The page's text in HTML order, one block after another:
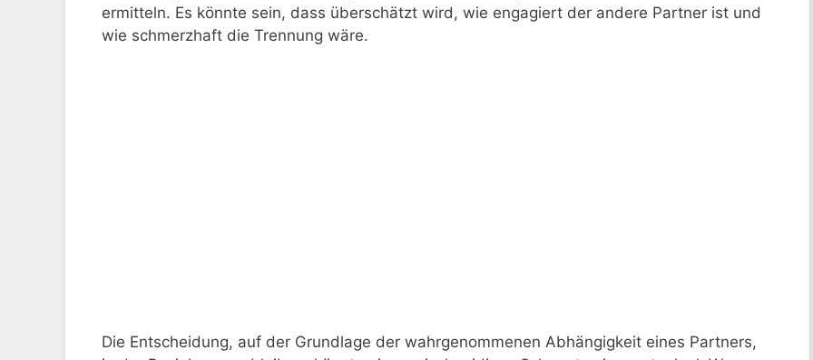
ermitteln. Es könnte sein, dass überschätzt wird, wie engagiert der andere Partner ist und
wie schmerzhaft die Trennung wäre.
Die Entscheidung, auf der Grundlage der wahrgenommenen Abhängigkeit eines Partners,